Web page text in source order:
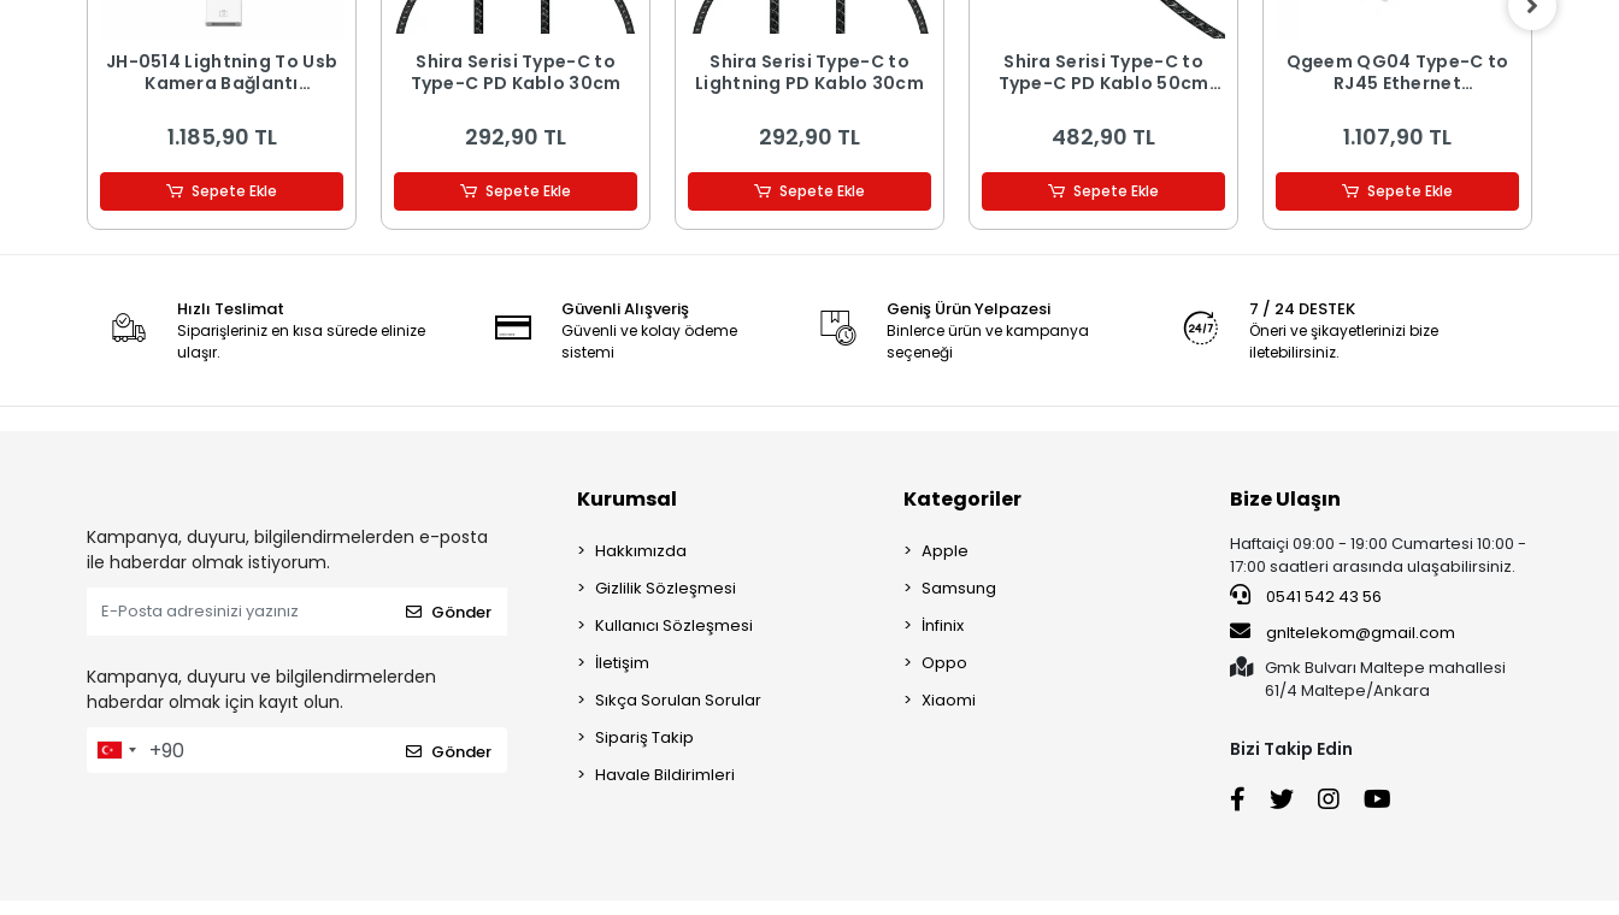
JH-0514 Lightning To Usb
Kamera Bağlantı
1.185,90 TL
Sepete Ekle
Shira Serisi Type-C to
Type-C PD Kablo 30cm
292,90 TL
Sepete Ekle
Shira Serisi Type-C to
Lightning PD Kablo 30cm
292,90 TL
Sepete Ekle
Shira Serisi Type-C to
Type-C PD Kablo 50cm
482,90 TL
Sepete Ekle
Qgeem QG04 Type-C to
RJ45 Ethernet
1024Mbps 22cm
1.107,90 TL
Sepete Ekle
Hızlı Teslimat
Siparişleriniz en kısa sürede elinize
ulaşır.
Güvenli Alışveriş
Güvenli ve kolay ödeme
sistemi
Geniş Ürün Yelpazesi
Binlerce ürün ve kampanya
seçeneği
7 / 24 DESTEK
Öneri ve şikayetlerinizi bize
iletebilirsiniz.
Kampanya, duyuru, bilgilendirmelerden e-posta
ile haberdar olmak istiyorum.
Gönder
Kampanya, duyuru ve bilgilendirmelerden
haberdar olmak için kayıt olun.
Gönder
Kurumsal
Hakkımızda
Gizlilik Sözleşmesi
Kullanıcı Sözleşmesi
İletişim
Sıkça Sorulan Sorular
Sipariş Takip
Havale Bildirimleri
Kategoriler
Apple
Samsung
İnfinix
Oppo
Xiaomi
Bize Ulaşın
Haftaiçi 09:00 - 19:00 Cumartesi 10:00 -
17:00 saatleri arasında ulaşabilirsiniz.
0541 542 43 56
gnltelekom@gmail.com
Gmk Bulvarı Maltepe mahallesi
61/4 Maltepe/Ankara
Bizi Takip Edin